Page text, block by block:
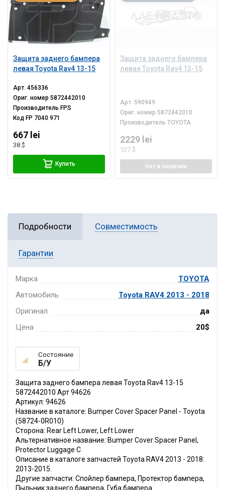
Защита заднего бампера
левая Toyota Rav4 13-15
Арт.456336
Ориг. номер5872442010
Производитель FPS
Код FP 7040 971
667 lei
38 $
Купить
Защита заднего бампера
левая Toyota Rav4 13-15
Арт. 590949
Ориг. номер 5872442010
ПроизводительTOYOTA
2229 lei
127 $
Нет в наличии
Подробности Совместимость
Гарантии
Марка
TOYOTA
Автомобиль
Toyota RAV4 2013 - 2018
Оригинал
да
Цена
20$
Состояние
Б/У
Защита заднего бампера левая Toyota Rav4 13-15
5872442010 Арт 94626
Артикул: 94626
Название в каталоге: Bumper Cover Spacer Panel - Toyota
(58724-0R010)
Сторона: Rear Left Lower, Left Lower
Альтернативное название: Bumper Cover Spacer Panel,
Protector Luggage C
Описание в каталоге запчастей Toyota RAV4 2013 - 2018:
2013-2015.
Другие запчасти: Спойлер бампера, Протектор бампера,
Пыльник заднего бампера, Губа бампера